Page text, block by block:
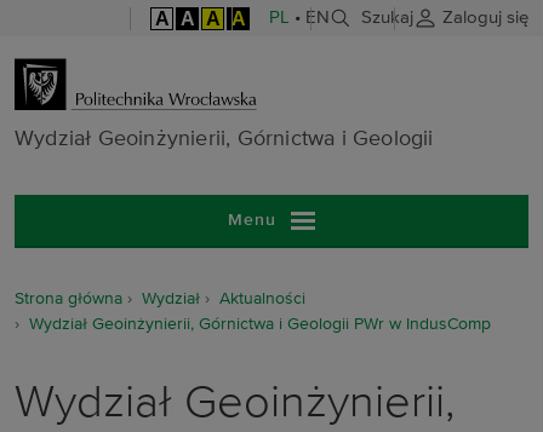
A A A A PL • EN Szukaj Zaloguj się
Wydział
Wydział Geoinżynierii, Górnictwa i Geologii
Menu
Strona główna Wydział
Aktualności
Wydział Geoinżynierii, Górnictwa i Geologii PWr w IndusComp
Wydział Geoinżynierii,